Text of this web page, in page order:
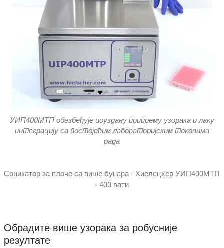
УИП400МТП обезбеђује поуздану припрему узорака и лаку
интеграцију са постојећим лабораторијским токовима
рада
Соникатор за плоче са више бунара - Хиелсцхер УИП400МТП
- 400 вати
Обрадите више узорака за робусније
резултате